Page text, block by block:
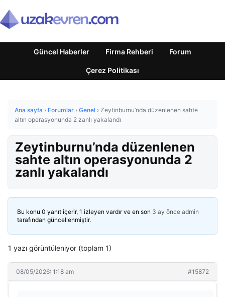
Güncel Haberler Firma Rehberi Forum
Çerez Politikası
Ana sayfa › Forumlar › Genel › Zeytinburnu’nda düzenlenen sahte
altın operasyonunda 2 zanlı yakalandı
Zeytinburnu’nda düzenlenen
sahte altın operasyonunda 2
zanlı yakalandı
Bu konu 0 yanıt içerir, 1 izleyen vardır ve en son 3 ay önce admin
tarafından güncellenmiştir.
1 yazı görüntüleniyor (toplam 1)
08/05/2026: 1:18 am #15872